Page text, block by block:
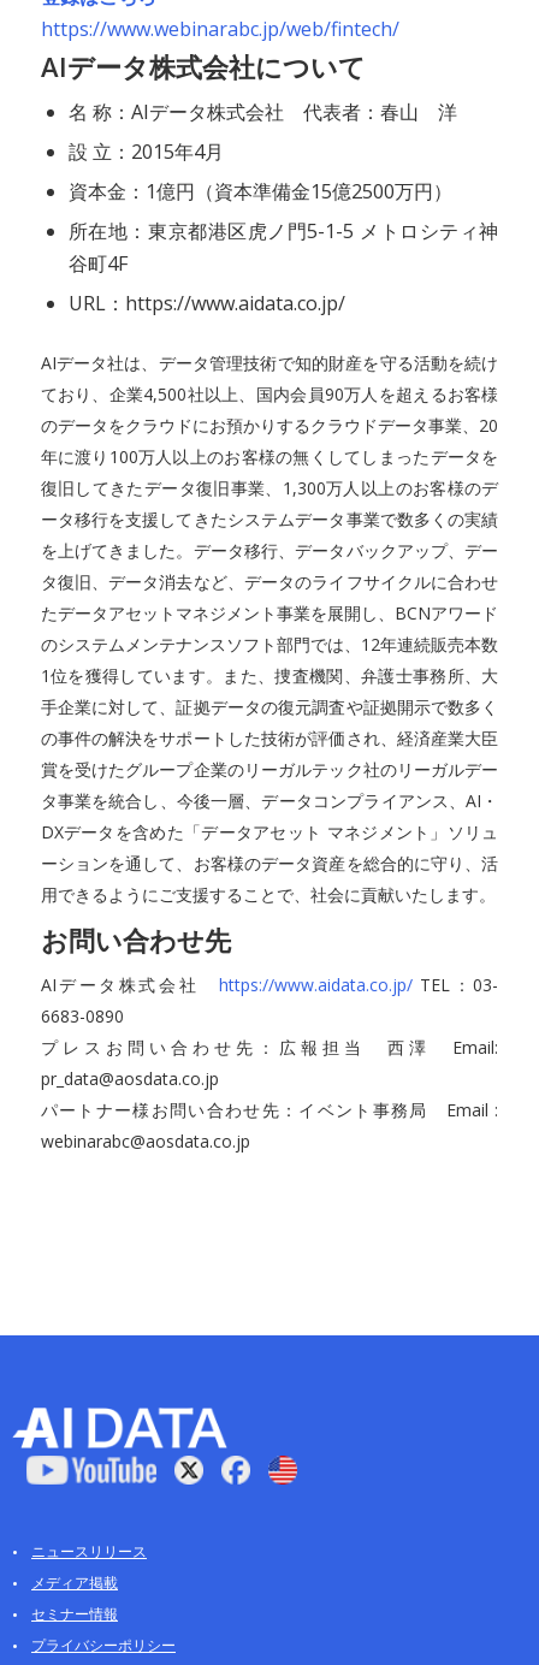
https://www.webinarabc.jp/web/fintech/
AIデータ株式会社について
名 称：AIデータ株式会社 代表者：春山 洋
設 立：2015年4月
資本金：1億円（資本準備金15億2500万円）
所在地：東京都港区虎ノ門5-1-5 メトロシティ神
谷町4F
URL：https://www.aidata.co.jp/
AIデータ社は、データ管理技術で知的財産を守る活動を続け
ており、企業4,500社以上、国内会員90万人を超えるお客様
のデータをクラウドにお預かりするクラウドデータ事業、20
年に渡り100万人以上のお客様の無くしてしまったデータを
復旧してきたデータ復旧事業、1,300万人以上のお客様のデ
ータ移行を支援してきたシステムデータ事業で数多くの実績
を上げてきました。データ移行、データバックアップ、デー
タ復旧、データ消去など、データのライフサイクルに合わせ
たデータアセットマネジメント事業を展開し、BCNアワード
のシステムメンテナンスソフト部門では、12年連続販売本数
1位を獲得しています。また、捜査機関、弁護士事務所、大
手企業に対して、証拠データの復元調査や証拠開示で数多く
の事件の解決をサポートした技術が評価され、経済産業大臣
賞を受けたグループ企業のリーガルテック社のリーガルデー
タ事業を統合し、今後一層、データコンプライアンス、AI・
DXデータを含めた「データアセット マネジメント」ソリュ
ーションを通して、お客様のデータ資産を総合的に守り、活
用できるようにご支援することで、社会に貢献いたします。
お問い合わせ先
AIデータ株式会社 https://www.aidata.co.jp/TEL：03-
6683-0890
プレスお問い合わせ先：広報担当 西澤 Email:
pr_data@aosdata.co.jp
パートナー様お問い合わせ先：イベント事務局 Email :
webinarabc@aosdata.co.jp
ニュースリリース
メディア掲載
セミナー情報
プライバシーポリシー